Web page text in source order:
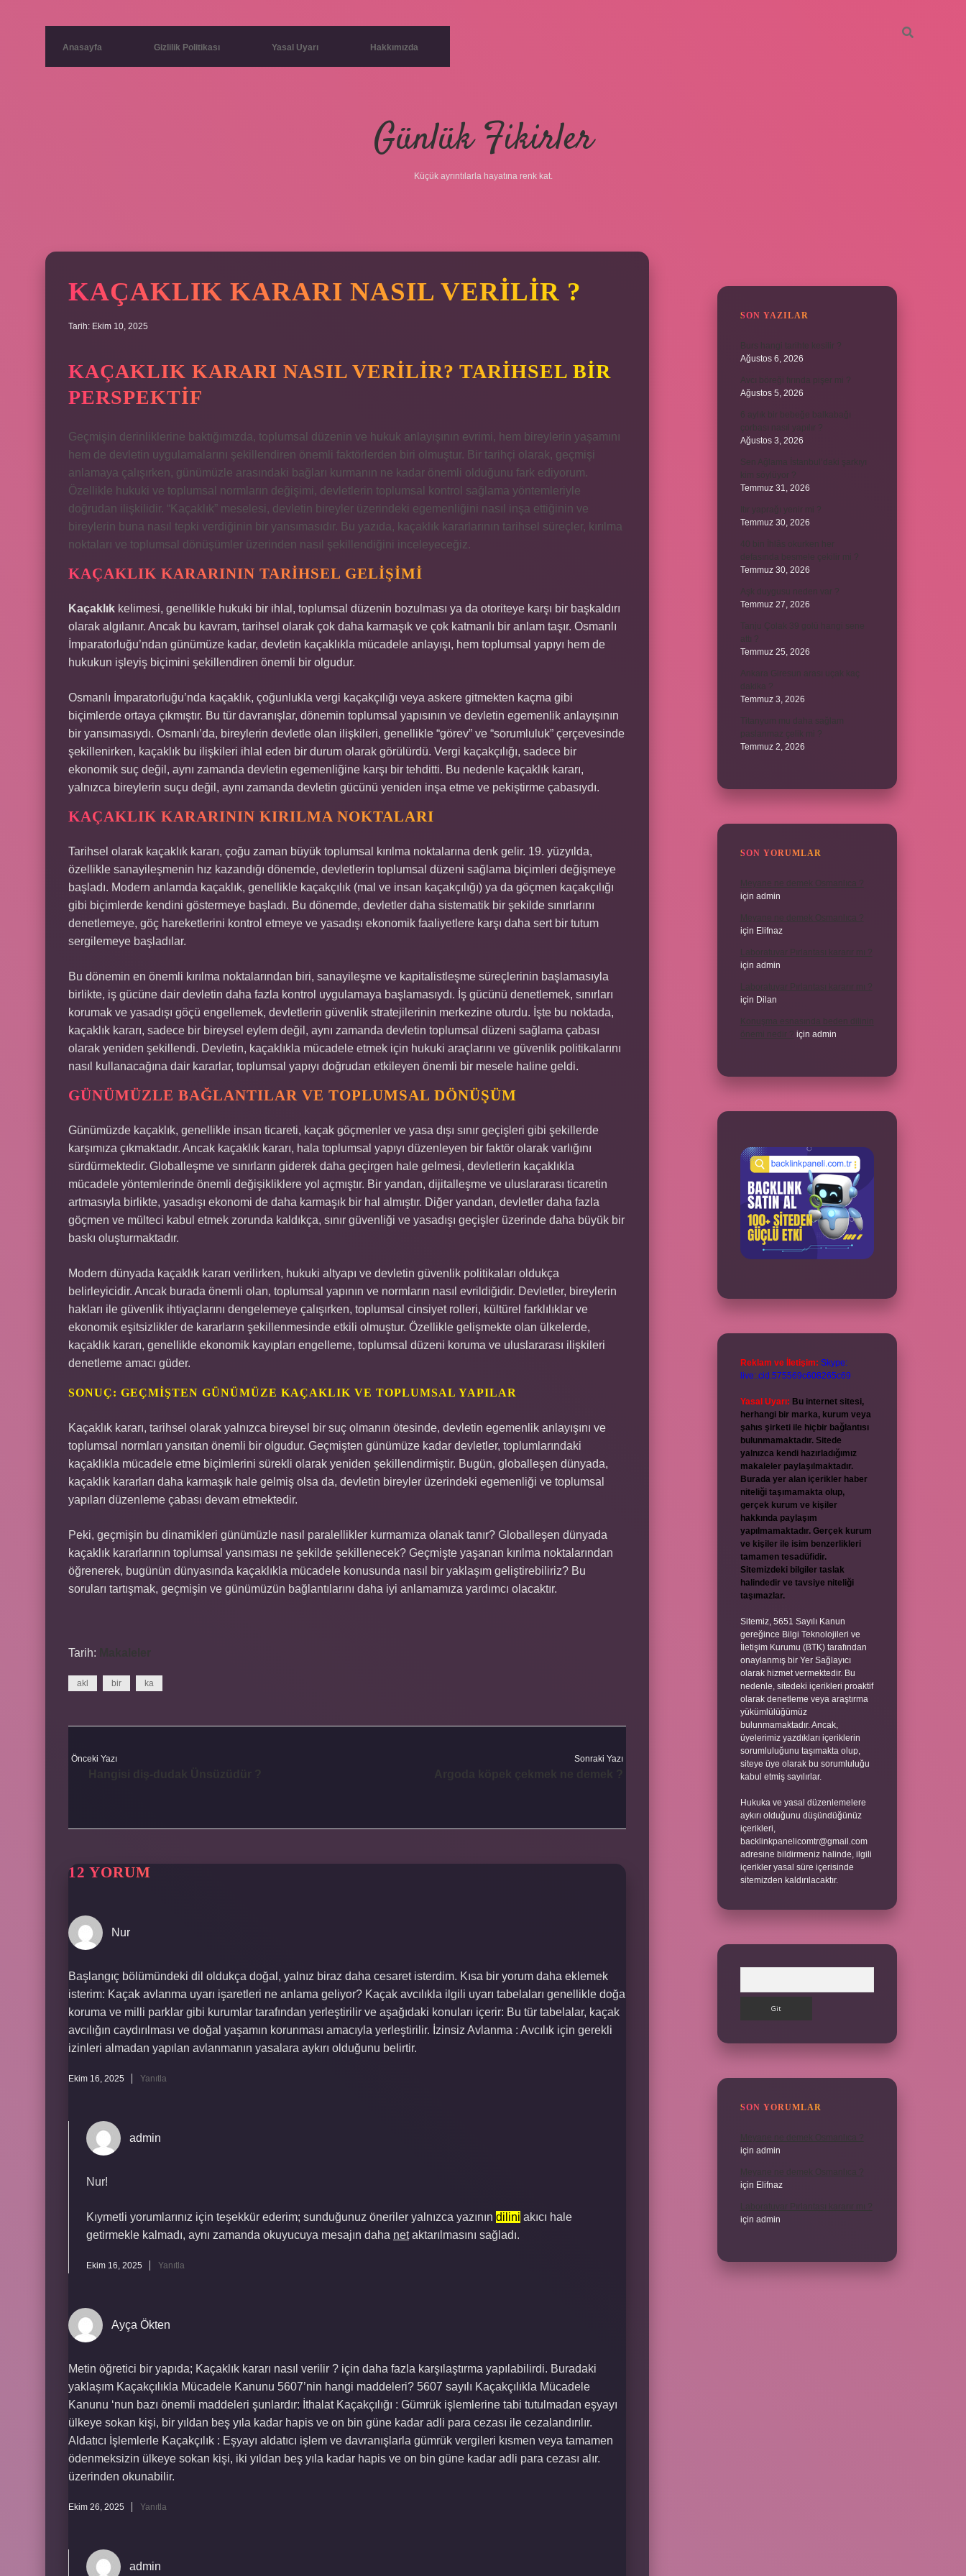
Anasayfa Gizlilik Politikası Yasal Uyarı Hakkımızda
Günlük Fikirler
Küçük ayrıntılarla hayatına renk kat.
KAÇAKLIK KARARI NASIL VERILIR ?
Tarih: Ekim 10, 2025
KAÇAKLIK KARARI NASIL VERILIR? TARIHSEL BIR
PERSPEKTIF
Geçmişin derinliklerine baktığımızda, toplumsal düzenin ve hukuk anlayışının evrimi, hem bireylerin yaşamını
hem de devletin uygulamalarını şekillendiren önemli faktörlerden biri olmuştur. Bir tarihçi olarak, geçmişi
anlamaya çalışırken, günümüzle arasındaki bağları kurmanın ne kadar önemli olduğunu fark ediyorum.
Özellikle hukuki ve toplumsal normların değişimi, devletlerin toplumsal kontrol sağlama yöntemleriyle
doğrudan ilişkilidir. “Kaçaklık” meselesi, devletin bireyler üzerindeki egemenliğini nasıl inşa ettiğinin ve
bireylerin buna nasıl tepki verdiğinin bir yansımasıdır. Bu yazıda, kaçaklık kararlarının tarihsel süreçler, kırılma
noktaları ve toplumsal dönüşümler üzerinden nasıl şekillendiğini inceleyeceğiz.
KAÇAKLIK KARARININ TARIHSEL GELIŞIMI
Kaçaklık kelimesi, genellikle hukuki bir ihlal, toplumsal düzenin bozulması ya da otoriteye karşı bir başkaldırı
olarak algılanır. Ancak bu kavram, tarihsel olarak çok daha karmaşık ve çok katmanlı bir anlam taşır. Osmanlı
İmparatorluğu’ndan günümüze kadar, devletin kaçaklıkla mücadele anlayışı, hem toplumsal yapıyı hem de
hukukun işleyiş biçimini şekillendiren önemli bir olgudur.
Osmanlı İmparatorluğu’nda kaçaklık, çoğunlukla vergi kaçakçılığı veya askere gitmekten kaçma gibi
biçimlerde ortaya çıkmıştır. Bu tür davranışlar, dönemin toplumsal yapısının ve devletin egemenlik anlayışının
bir yansımasıydı. Osmanlı’da, bireylerin devletle olan ilişkileri, genellikle “görev” ve “sorumluluk” çerçevesinde
şekillenirken, kaçaklık bu ilişkileri ihlal eden bir durum olarak görülürdü. Vergi kaçakçılığı, sadece bir
ekonomik suç değil, aynı zamanda devletin egemenliğine karşı bir tehditti. Bu nedenle kaçaklık kararı,
yalnızca bireylerin suçu değil, aynı zamanda devletin gücünü yeniden inşa etme ve pekiştirme çabasıydı.
KAÇAKLIK KARARININ KIRILMA NOKTALARI
Tarihsel olarak kaçaklık kararı, çoğu zaman büyük toplumsal kırılma noktalarına denk gelir. 19. yüzyılda,
özellikle sanayileşmenin hız kazandığı dönemde, devletlerin toplumsal düzeni sağlama biçimleri değişmeye
başladı. Modern anlamda kaçaklık, genellikle kaçakçılık (mal ve insan kaçakçılığı) ya da göçmen kaçakçılığı
gibi biçimlerde kendini göstermeye başladı. Bu dönemde, devletler daha sistematik bir şekilde sınırlarını
denetlemeye, göç hareketlerini kontrol etmeye ve yasadışı ekonomik faaliyetlere karşı daha sert bir tutum
sergilemeye başladılar.
Bu dönemin en önemli kırılma noktalarından biri, sanayileşme ve kapitalistleşme süreçlerinin başlamasıyla
birlikte, iş gücüne dair devletin daha fazla kontrol uygulamaya başlamasıydı. İş gücünü denetlemek, sınırları
korumak ve yasadışı göçü engellemek, devletlerin güvenlik stratejilerinin merkezine oturdu. İşte bu noktada,
kaçaklık kararı, sadece bir bireysel eylem değil, aynı zamanda devletin toplumsal düzeni sağlama çabası
olarak yeniden şekillendi. Devletin, kaçaklıkla mücadele etmek için hukuki araçlarını ve güvenlik politikalarını
nasıl kullanacağına dair kararlar, toplumsal yapıyı doğrudan etkileyen önemli bir mesele haline geldi.
GÜNÜMÜZLE BAĞLANTILAR VE TOPLUMSAL DÖNÜŞÜM
Günümüzde kaçaklık, genellikle insan ticareti, kaçak göçmenler ve yasa dışı sınır geçişleri gibi şekillerde
karşımıza çıkmaktadır. Ancak kaçaklık kararı, hala toplumsal yapıyı düzenleyen bir faktör olarak varlığını
sürdürmektedir. Globalleşme ve sınırların giderek daha geçirgen hale gelmesi, devletlerin kaçaklıkla
mücadele yöntemlerinde önemli değişikliklere yol açmıştır. Bir yandan, dijitalleşme ve uluslararası ticaretin
artmasıyla birlikte, yasadışı ekonomi de daha karmaşık bir hal almıştır. Diğer yandan, devletler daha fazla
göçmen ve mülteci kabul etmek zorunda kaldıkça, sınır güvenliği ve yasadışı geçişler üzerinde daha büyük bir
baskı oluşturmaktadır.
Modern dünyada kaçaklık kararı verilirken, hukuki altyapı ve devletin güvenlik politikaları oldukça
belirleyicidir. Ancak burada önemli olan, toplumsal yapının ve normların nasıl evrildiğidir. Devletler, bireylerin
hakları ile güvenlik ihtiyaçlarını dengelemeye çalışırken, toplumsal cinsiyet rolleri, kültürel farklılıklar ve
ekonomik eşitsizlikler de kararların şekillenmesinde etkili olmuştur. Özellikle gelişmekte olan ülkelerde,
kaçaklık kararı, genellikle ekonomik kayıpları engelleme, toplumsal düzeni koruma ve uluslararası ilişkileri
denetleme amacı güder.
SONUÇ: GEÇMIŞTEN GÜNÜMÜZE KAÇAKLIK VE TOPLUMSAL YAPILAR
Kaçaklık kararı, tarihsel olarak yalnızca bireysel bir suç olmanın ötesinde, devletin egemenlik anlayışını ve
toplumsal normları yansıtan önemli bir olgudur. Geçmişten günümüze kadar devletler, toplumlarındaki
kaçaklıkla mücadele etme biçimlerini sürekli olarak yeniden şekillendirmiştir. Bugün, globalleşen dünyada,
kaçaklık kararları daha karmaşık hale gelmiş olsa da, devletin bireyler üzerindeki egemenliği ve toplumsal
yapıları düzenleme çabası devam etmektedir.
Peki, geçmişin bu dinamikleri günümüzle nasıl paralellikler kurmamıza olanak tanır? Globalleşen dünyada
kaçaklık kararlarının toplumsal yansıması ne şekilde şekillenecek? Geçmişte yaşanan kırılma noktalarından
öğrenerek, bugünün dünyasında kaçaklıkla mücadele konusunda nasıl bir yaklaşım geliştirebiliriz? Bu
soruları tartışmak, geçmişin ve günümüzün bağlantılarını daha iyi anlamamıza yardımcı olacaktır.
Tarih:
akl bir ka
Önceki Yazı Sonraki Yazı
12 YORUM
Nur
Başlangıç bölümündeki dil oldukça doğal, yalnız biraz daha cesaret isterdim. Kısa bir yorum daha eklemek
isterim: Kaçak avlanma uyarı işaretleri ne anlama geliyor? Kaçak avcılıkla ilgili uyarı tabelaları genellikle doğa
koruma ve milli parklar gibi kurumlar tarafından yerleştirilir ve aşağıdaki konuları içerir: Bu tür tabelalar, kaçak
avcılığın caydırılması ve doğal yaşamın korunması amacıyla yerleştirilir. İzinsiz Avlanma : Avcılık için gerekli
izinleri almadan yapılan avlanmanın yasalara aykırı olduğunu belirtir.
Ekim 16, 2025 Yanıtla
admin
Nur!
Kıymetli yorumlarınız için teşekkür ederim; sunduğunuz öneriler yalnızca yazının dilini akıcı hale
getirmekle kalmadı, aynı zamanda okuyucuya mesajın daha netaktarılmasını sağladı.
Ekim 16, 2025 Yanıtla
Ayça Ökten
Metin öğretici bir yapıda; Kaçaklık kararı nasıl verilir ? için daha fazla karşılaştırma yapılabilirdi. Buradaki
yaklaşım Kaçakçılıkla Mücadele Kanunu 5607’nin hangi maddeleri? 5607 sayılı Kaçakçılıkla Mücadele
Kanunu ‘nun bazı önemli maddeleri şunlardır: İthalat Kaçakçılığı : Gümrük işlemlerine tabi tutulmadan eşyayı
ülkeye sokan kişi, bir yıldan beş yıla kadar hapis ve on bin güne kadar adli para cezası ile cezalandırılır.
Aldatıcı İşlemlerle Kaçakçılık : Eşyayı aldatıcı işlem ve davranışlarla gümrük vergileri kısmen veya tamamen
ödenmeksizin ülkeye sokan kişi, iki yıldan beş yıla kadar hapis ve on bin güne kadar adli para cezası alır.
üzerinden okunabilir.
Ekim 26, 2025 Yanıtla
admin
SON YAZILAR
Burs hangi tarihte kesilir ?
Ağustos 6, 2026
Avcı böreği fırında pişer mi ?
Ağustos 5, 2026
6 aylık bir bebeğe balkabağı
çorbası nasıl yapılır ?
Ağustos 3, 2026
Sen Ağlama İstanbul’daki şarkıyı
kim söylüyor ?
Temmuz 31, 2026
Itır yaprağı yenir mi ?
Temmuz 30, 2026
40 bin İhlâs okurken her
defasında besmele çekilir mi ?
Temmuz 30, 2026
Aşk duygusu neden var ?
Temmuz 27, 2026
Tanju Çolak 39 golü hangi sene
attı ?
Temmuz 25, 2026
Ankara Giresun arası uçak kaç
dakika ?
Temmuz 3, 2026
Titanyum mu daha sağlam
paslanmaz çelik mi ?
Temmuz 2, 2026
SON YORUMLAR
Meyane ne demek Osmanlıca ?
için admin
Meyane ne demek Osmanlıca ?
için Elifnaz
Laboratuvar Pırlantası kararır mı ?
için admin
Laboratuvar Pırlantası kararır mı ?
için Dilan
Konuşma esnasında beden dilinin
önemi nedir ?
için admin
Reklam ve İletişim: Skype:
live:.cid.575569c608265c69
Yasal Uyarı: Bu internet sitesi,
herhangi bir marka, kurum veya
şahıs şirketi ile hiçbir bağlantısı
bulunmamaktadır. Sitede
yalnızca kendi hazırladığımız
makaleler paylaşılmaktadır.
Burada yer alan içerikler haber
niteliği taşımamakta olup,
gerçek kurum ve kişiler
hakkında paylaşım
yapılmamaktadır. Gerçek kurum
ve kişiler ile isim benzerlikleri
tamamen tesadüfidir.
Sitemizdeki bilgiler taslak
halindedir ve tavsiye niteliği
taşımazlar.
Sitemiz, 5651 Sayılı Kanun
gereğince Bilgi Teknolojileri ve
İletişim Kurumu (BTK) tarafından
onaylanmış bir Yer Sağlayıcı
olarak hizmet vermektedir. Bu
nedenle, sitedeki içerikleri proaktif
olarak denetleme veya araştırma
yükümlülüğümüz
bulunmamaktadır. Ancak,
üyelerimiz yazdıkları içeriklerin
sorumluluğunu taşımakta olup,
siteye üye olarak bu sorumluluğu
kabul etmiş sayılırlar.
Hukuka ve yasal düzenlemelere
aykırı olduğunu düşündüğünüz
içerikleri,
backlinkpanelicomtr@gmail.com
adresine bildirmeniz halinde, ilgili
içerikler yasal süre içerisinde
sitemizden kaldırılacaktır.
SON YORUMLAR
için admin
için Elifnaz
için admin